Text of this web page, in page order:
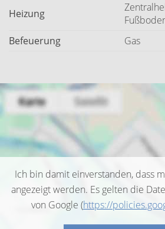
Heizung
Befeuerung
Gas
Ich bin damit einverstanden, dass
angezeigt werden. Es gelten die
von Google (https://